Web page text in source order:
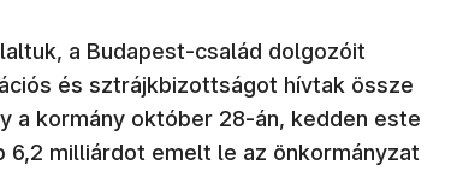
a Budapest-család dolgozóit
és sztrájkbizottságot hívtak össze
a kormány október 28-án, kedden este
6,2 milliárdot emelt le az önkormányzat